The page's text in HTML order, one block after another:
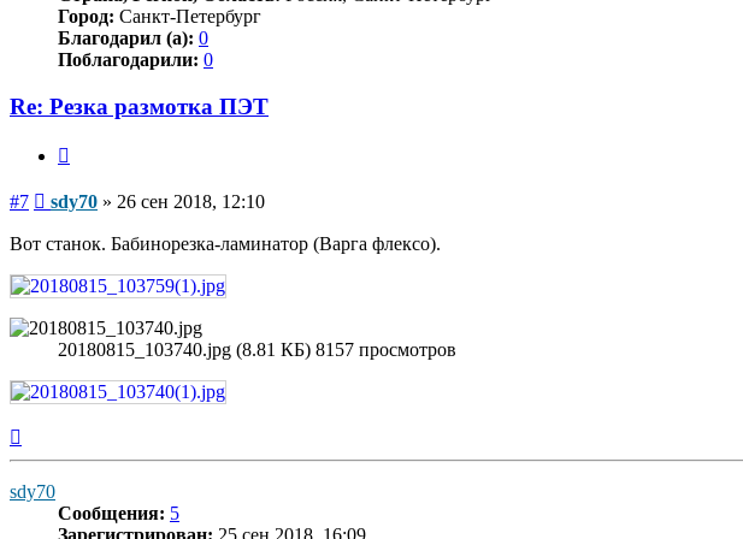
Город: Санкт-Петербург
Благодарил (а): 0
Поблагодарили: 0
Re: Резка размотка ПЭТ
#7 Сообщение
sdy70 » 26 сен 2018, 12:10
Вот станок. Бабинорезка-ламинатор (Варга флексо).
20180815_103740.jpg (8.81 КБ) 8157 просмотров
к
sdy70
Сообщения: 5